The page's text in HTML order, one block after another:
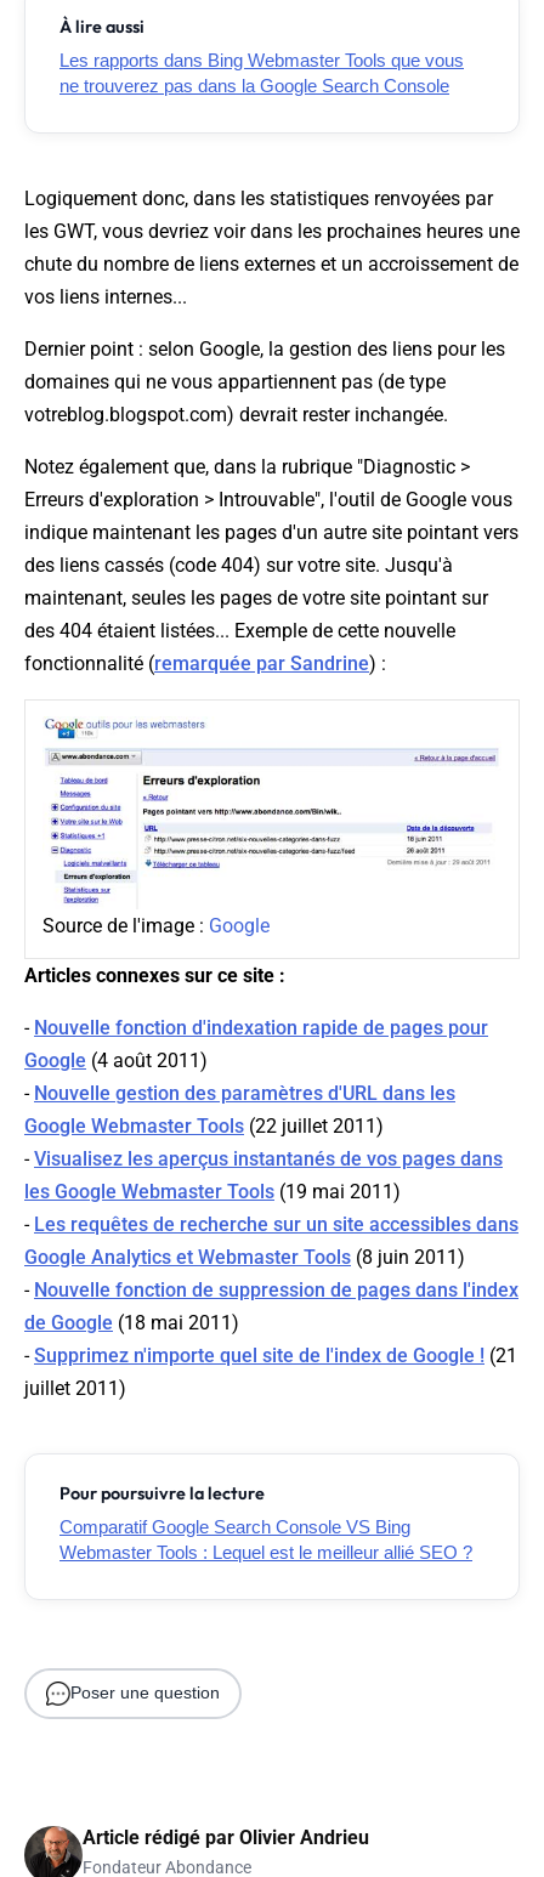
À lire aussi
Les rapports dans Bing Webmaster Tools que vous
ne trouverez pas dans la Google Search Console
Logiquement donc, dans les statistiques renvoyées par
les GWT, vous devriez voir dans les prochaines heures une
chute du nombre de liens externes et un accroissement de
vos liens internes...
Dernier point : selon Google, la gestion des liens pour les
domaines qui ne vous appartiennent pas (de type
votreblog.blogspot.com) devrait rester inchangée.
Notez également que, dans la rubrique "Diagnostic >
Erreurs d'exploration > Introuvable", l'outil de Google vous
indique maintenant les pages d'un autre site pointant vers
des liens cassés (code 404) sur votre site. Jusqu'à
maintenant, seules les pages de votre site pointant sur
des 404 étaient listées... Exemple de cette nouvelle
fonctionnalité (remarquée par Sandrine) :
Source de l'image : Google
Articles connexes sur ce site :
- Nouvelle fonction d'indexation rapide de pages pour
Google (4 août 2011)
- Nouvelle gestion des paramètres d'URL dans les
Google Webmaster Tools (22 juillet 2011)
-Visualisez les aperçus instantanés de vos pages dans
les Google Webmaster Tools (19 mai 2011)
- Les requêtes de recherche sur un site accessibles dans
Google Analytics et Webmaster Tools (8 juin 2011)
- Nouvelle fonction de suppression de pages dans l'index
de Google (18 mai 2011)
-Supprimez n'importe quel site de l'index de Google ! (21
juillet 2011)
Pour poursuivre la lecture
Comparatif Google Search Console VS Bing
Webmaster Tools : Lequel est le meilleur allié SEO ?
Poser une question
Article rédigé par Olivier Andrieu
Fondateur Abondance